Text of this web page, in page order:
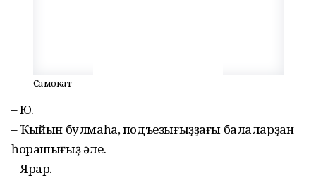
Самокат
– Юҡ.
– Ҡыйын булмаһа, подъезығыҙҙағы балаларҙан
һорашығыҙ әле.
– Ярар.